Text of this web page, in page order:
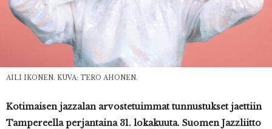
AILI IKONEN. KUVA: TERO AHONEN.
Kotimaisen jazzalan arvostetuimmat tunnustukset jaettiin
Tampereella perjantaina 31. lokakuuta. Suomen Jazzliitto